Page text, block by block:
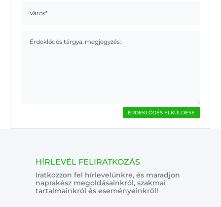
ÉRDEKLŐDÉS ELKÜLDÉSE
HÍRLEVÉL FELIRATKOZÁS
Iratkozzon fel hírlevelünkre, és maradjon
naprakész megoldásainkról, szakmai
tartalmainkról és eseményeinkről!